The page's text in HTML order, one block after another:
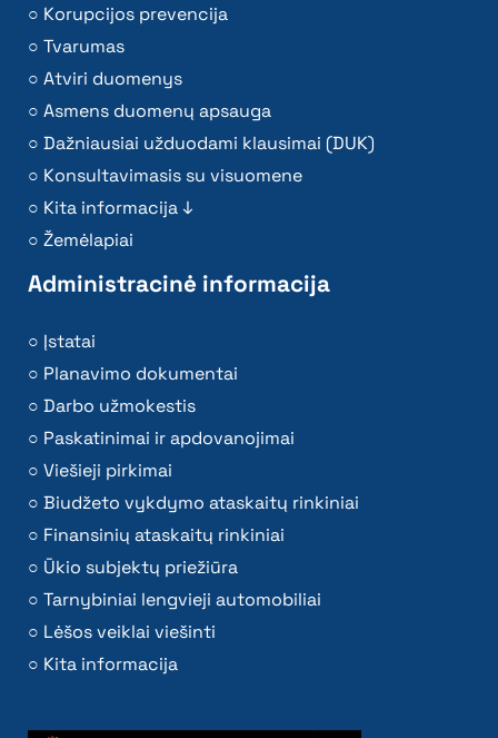
Korupcijos prevencija
Tvarumas
Atviri duomenys
Asmens duomenų apsauga
Dažniausiai užduodami klausimai (DUK)
Konsultavimasis su visuomene
Kita informacija ↓
Žemėlapiai
Administracinė informacija
Įstatai
Planavimo dokumentai
Darbo užmokestis
Paskatinimai ir apdovanojimai
Viešieji pirkimai
Biudžeto vykdymo ataskaitų rinkiniai
Finansinių ataskaitų rinkiniai
Ūkio subjektų priežiūra
Tarnybiniai lengvieji automobiliai
Lėšos veiklai viešinti
Kita informacija